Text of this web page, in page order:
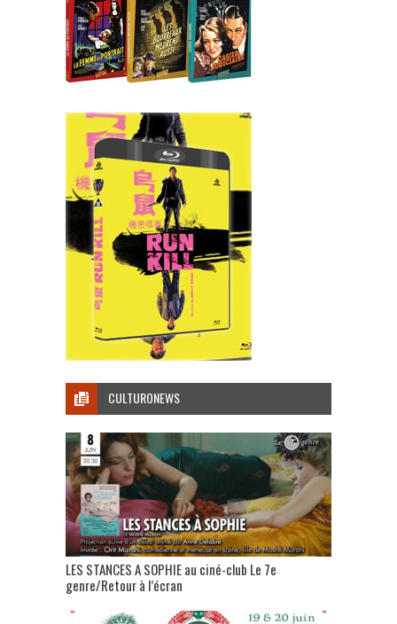
CULTURONEWS
LES STANCES A SOPHIE au ciné-club Le 7e
genre/Retour à l’écran